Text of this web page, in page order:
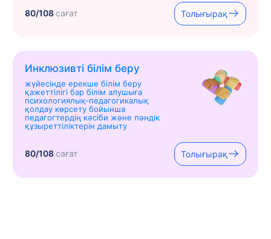
80/108сағат Толығырақ
Инклюзивті білім беру
жүйесінде ерекше білім беру
қажеттілігі бар білім алушыға
психологиялық-педагогикалық
қолдау көрсету бойынша
педагогтердің кәсіби және пәндік
құзыреттіліктерін дамыту
80/108сағат Толығырақ